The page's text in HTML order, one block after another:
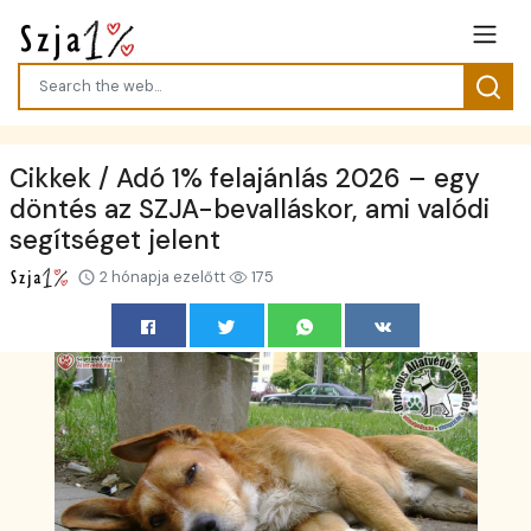
Cikkek / Adó 1% felajánlás 2026 – egy
döntés az SZJA-bevalláskor, ami valódi
segítséget jelent
2 hónapja ezelőtt 175